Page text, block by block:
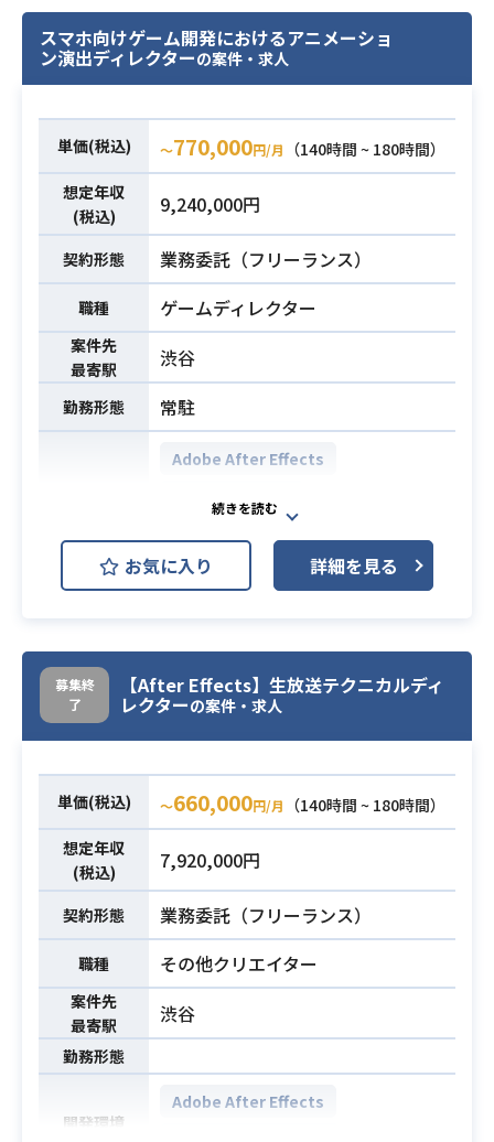
業務内容
ける動画制作およびデザイン作成を
行っていただける方を募集いたしま
す！
【おまかせしたい内容】
・外部広告として、アプリDLや送金
機能などを訴求する動画コンテンツ
・アプリの使い方などサイトに置く
動画コンテンツ
・デザイン業務
必須スキル
・Photoshop/Illustrator/Figmaなど
を用いたデザイン経験
・AfterEffectsやPremireProなどを
用いた動画制作経験3年以上
・動画以外の媒体でのデザイン経験
（DTPデザインやWebデザインな
スマホ向けゲーム開発におけるアニメーショ
ン演出ディレクターの案件・求人
単価(税込) 〜770,000円/月
（140時間 ~ 180時間）
想定年収
(税込)
9,240,000円
契約形態 業務委託（フリーランス）
職種 ゲームディレクター
案件先
最寄駅
渋谷
勤務形態 常駐
Adobe After Effects
Adobe Animate
Adobe Photoshop
Spine
Unity
業務内容
ーションアニメのディレクション業
務をお願いしております。
原則出社での勤務となります。
必須スキル
等）におけるアニメーション演出経
験
験
お気に入り 詳細を見る
募集終
了
【After Effects】生放送テクニカルディ
レクターの案件・求人
単価(税込) 〜660,000円/月
（140時間 ~ 180時間）
想定年収
(税込)
7,920,000円
契約形態 業務委託（フリーランス）
職種 その他クリエイター
案件先
最寄駅
渋谷
勤務形態
開発環境
Adobe After Effects